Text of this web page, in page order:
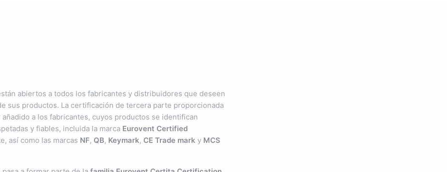
abiertos a todos los fabricantes y distribuidores que deseen
sus productos. La certificación de tercera parte proporcionada
añadido a los fabricantes, cuyos productos se identifican
y fiables, incluida la marca Eurovent Certified
así como las marcas NF, QB, Keymark, CE Trade mark y MCS